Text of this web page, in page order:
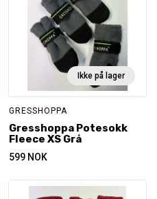
Ikke på lager
GRESSHOPPA
Gresshoppa Potesokk
Fleece XS Grå
599 NOK